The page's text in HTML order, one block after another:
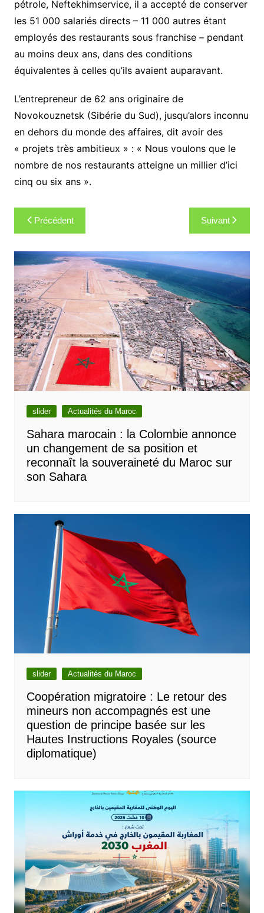
pétrole, Neftekhimservice, il a accepté de conserver
les 51 000 salariés directs – 11 000 autres étant
employés des restaurants sous franchise – pendant
au moins deux ans, dans des conditions
équivalentes à celles qu’ils avaient auparavant.
L’entrepreneur de 62 ans originaire de
Novokouznetsk (Sibérie du Sud), jusqu’alors inconnu
en dehors du monde des affaires, dit avoir des
« projets très ambitieux » : « Nous voulons que le
nombre de nos restaurants atteigne un millier d’ici
cinq ou six ans ».
Navigation
de
l’article
Précédent Suivant
slider Actualités du Maroc
Sahara marocain : la Colombie annonce
un changement de sa position et
reconnaît la souveraineté du Maroc sur
son Sahara
slider Actualités du Maroc
Coopération migratoire : Le retour des
mineurs non accompagnés est une
question de principe basée sur les
Hautes Instructions Royales (source
diplomatique)